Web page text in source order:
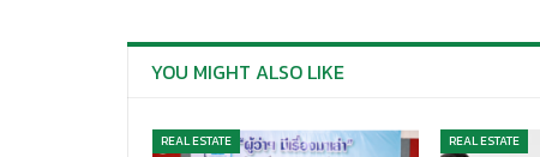
YOU MIGHT ALSO LIKE
REAL ESTATE REAL ESTATE